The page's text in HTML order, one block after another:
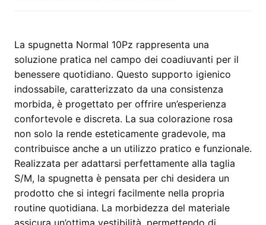
La spugnetta Normal 10Pz rappresenta una
soluzione pratica nel campo dei coadiuvanti per il
benessere quotidiano. Questo supporto igienico
indossabile, caratterizzato da una consistenza
morbida, è progettato per offrire un’esperienza
confortevole e discreta. La sua colorazione rosa
non solo la rende esteticamente gradevole, ma
contribuisce anche a un utilizzo pratico e funzionale.
Realizzata per adattarsi perfettamente alla taglia
S/M, la spugnetta è pensata per chi desidera un
prodotto che si integri facilmente nella propria
routine quotidiana. La morbidezza del materiale
assicura un’ottima vestibilità, permettendo di